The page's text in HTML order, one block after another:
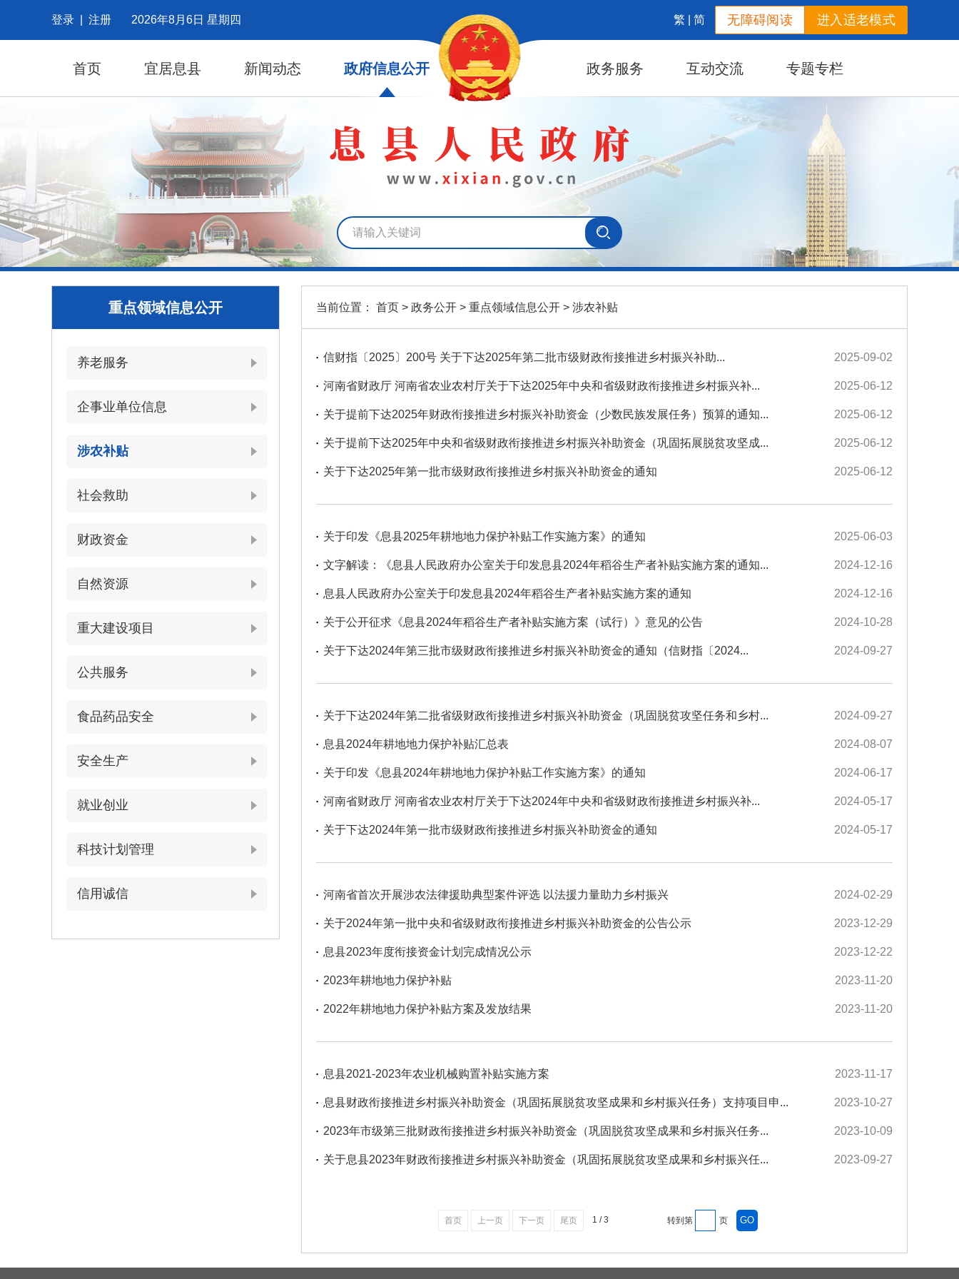
登录 注册 2026年8月6日 星期四 进入适老模式
无障碍阅读
繁 |简
首页 宜居息县 新闻动态 政府信息公开 政务服务 互动交流 专题专栏
重点领域信息公开
养老服务
企事业单位信息
涉农补贴
社会救助
财政资金
自然资源
重大建设项目
公共服务
食品药品安全
安全生产
就业创业
科技计划管理
信用诚信
当前位置： 首页 > 政务公开 > 重点领域信息公开 > 涉农补贴
信财指〔2025〕200号 关于下达2025年第二批市级财政衔接推进乡村振兴补助... 2025-09-02
河南省财政厅 河南省农业农村厅关于下达2025年中央和省级财政衔接推进乡村振兴补... 2025-06-12
关于提前下达2025年财政衔接推进乡村振兴补助资金（少数民族发展任务）预算的通知... 2025-06-12
关于提前下达2025年中央和省级财政衔接推进乡村振兴补助资金（巩固拓展脱贫攻坚成... 2025-06-12
关于下达2025年第一批市级财政衔接推进乡村振兴补助资金的通知 2025-06-12
关于印发《息县2025年耕地地力保护补贴工作实施方案》的通知 2025-06-03
文字解读：《息县人民政府办公室关于印发息县2024年稻谷生产者补贴实施方案的通知... 2024-12-16
息县人民政府办公室关于印发息县2024年稻谷生产者补贴实施方案的通知 2024-12-16
关于公开征求《息县2024年稻谷生产者补贴实施方案（试行）》意见的公告 2024-10-28
关于下达2024年第三批市级财政衔接推进乡村振兴补助资金的通知（信财指〔2024... 2024-09-27
关于下达2024年第二批省级财政衔接推进乡村振兴补助资金（巩固脱贫攻坚任务和乡村... 2024-09-27
息县2024年耕地地力保护补贴汇总表 2024-08-07
关于印发《息县2024年耕地地力保护补贴工作实施方案》的通知 2024-06-17
河南省财政厅 河南省农业农村厅关于下达2024年中央和省级财政衔接推进乡村振兴补... 2024-05-17
关于下达2024年第一批市级财政衔接推进乡村振兴补助资金的通知 2024-05-17
河南省首次开展涉农法律援助典型案件评选 以法援力量助力乡村振兴 2024-02-29
关于2024年第一批中央和省级财政衔接推进乡村振兴补助资金的公告公示 2023-12-29
息县2023年度衔接资金计划完成情况公示 2023-12-22
2023年耕地地力保护补贴 2023-11-20
2022年耕地地力保护补贴方案及发放结果 2023-11-20
息县2021-2023年农业机械购置补贴实施方案 2023-11-17
息县财政衔接推进乡村振兴补助资金（巩固拓展脱贫攻坚成果和乡村振兴任务）支持项目申... 2023-10-27
2023年市级第三批财政衔接推进乡村振兴补助资金（巩固脱贫攻坚成果和乡村振兴任务... 2023-10-09
关于息县2023年财政衔接推进乡村振兴补助资金（巩固拓展脱贫攻坚成果和乡村振兴任... 2023-09-27
首页 上一页 下一页 尾页 1 / 3 转到第 页